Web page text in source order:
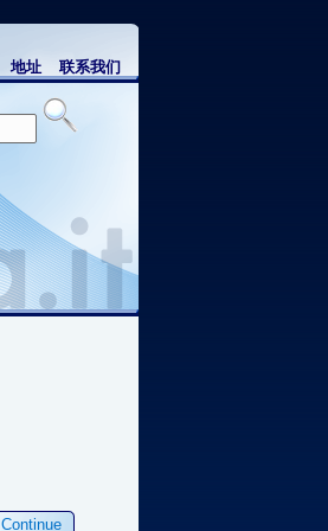
联系我们
地址
Continue